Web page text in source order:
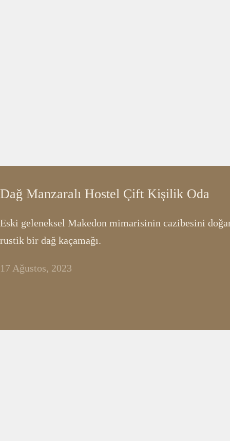
Dağ Manzaralı Hostel Çift Kişilik Oda
Eski geleneksel Makedon mimarisinin cazibesini
rustik bir dağ kaçamağı.
17 Ağustos, 2023